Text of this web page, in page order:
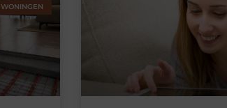
WONINGEN